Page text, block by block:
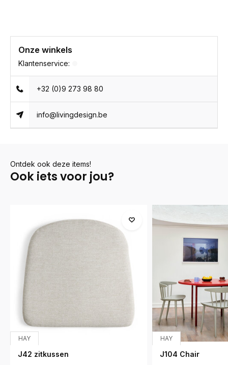
Onze winkels
Klantenservice:
+32 (0)9 273 98 80
info@livingdesign.be
Ontdek ook deze items!
Ook iets voor jou?
HAY
J42 zitkussen
HAY
J104 Chair